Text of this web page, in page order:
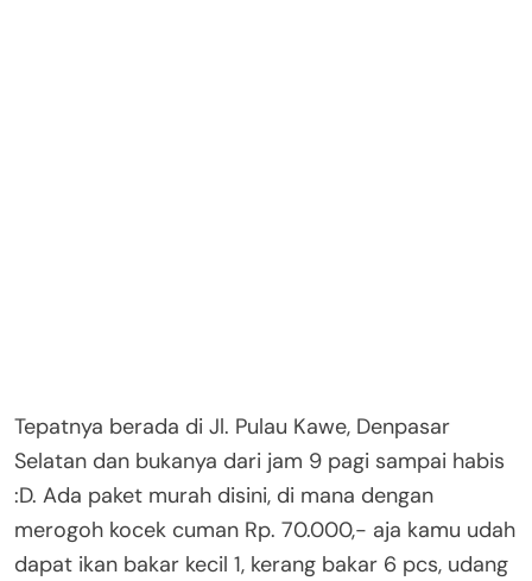
Tepatnya berada di Jl. Pulau Kawe, Denpasar
Selatan dan bukanya dari jam 9 pagi sampai habis
:D. Ada paket murah disini, di mana dengan
merogoh kocek cuman Rp. 70.000,- aja kamu udah
dapat ikan bakar kecil 1, kerang bakar 6 pcs, udang